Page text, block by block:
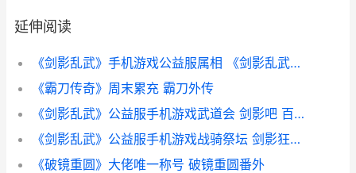
延伸阅读
《剑影乱武》手机游戏公益服属相 《剑影乱武》手机版下载
《霸刀传奇》周末累充 霸刀外传
《剑影乱武》公益服手机游戏武道会 剑影吧 百度贴吧
《剑影乱武》公益服手机游戏战骑祭坛 剑影狂乱神话最优搭配
《破镜重圆》大佬唯一称号 破镜重圆番外